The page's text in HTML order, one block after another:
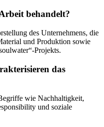
behandelt?
des Unternehmens, die
und Produktion sowie
Projekts.
das
wie Nachhaltigkeit,
und soziale